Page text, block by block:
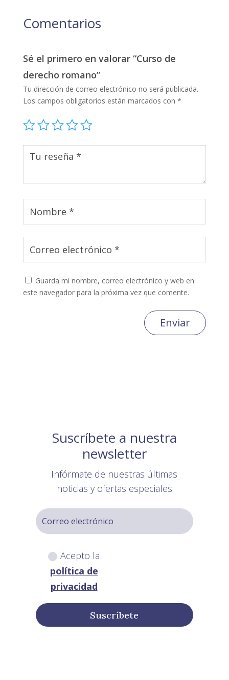
Comentarios
Sé el primero en valorar “Curso de
derecho romano”
Tu dirección de correo electrónico no será publicada.
Los campos obligatorios están marcados con *
Guarda mi nombre, correo electrónico y web en
este navegador para la próxima vez que comente.
Enviar
Suscríbete a nuestra
newsletter
Infórmate de nuestras últimas
noticias y ofertas especiales
Acepto la
política de
privacidad
Suscríbete